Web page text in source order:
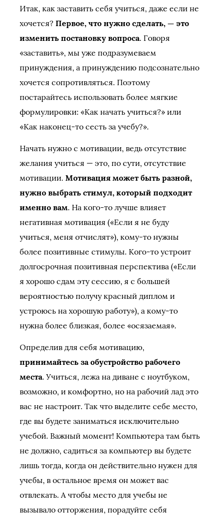
Итак, как заставить себя учиться, даже если не
хочется? Первое, что нужно сделать, — это
изменить постановку вопроса. Говоря
«заставить», мы уже подразумеваем
принуждения, а принуждению подсознательно
хочется сопротивляться. Поэтому
постарайтесь использовать более мягкие
формулировки: «Как начать учиться?» или
«Как наконец-то сесть за учебу?».
Начать нужно с мотивации, ведь отсутствие
желания учиться — это, по сути, отсутствие
мотивации. Мотивация может быть разной,
нужно выбрать стимул, который подходит
именно вам. На кого-то лучше влияет
негативная мотивация («Если я не буду
учиться, меня отчислят»), кому-то нужны
более позитивные стимулы. Кого-то устроит
долгосрочная позитивная перспектива («Если
я хорошо сдам эту сессию, я с большей
вероятностью получу красный диплом и
устроюсь на хорошую работу»), а кому-то
нужна более близкая, более «осязаемая».
Определив для себя мотивацию,
принимайтесь за обустройство рабочего
места. Учиться, лежа на диване с ноутбуком,
возможно, и комфортно, но на рабочий лад это
вас не настроит. Так что выделите себе место,
где вы будете заниматься исключительно
учебой. Важный момент! Компьютера там быть
не должно, садиться за компьютер вы будете
лишь тогда, когда он действительно нужен для
учебы, в остальное время он может вас
отвлекать. А чтобы место для учебы не
вызывало отторжения, порадуйте себя